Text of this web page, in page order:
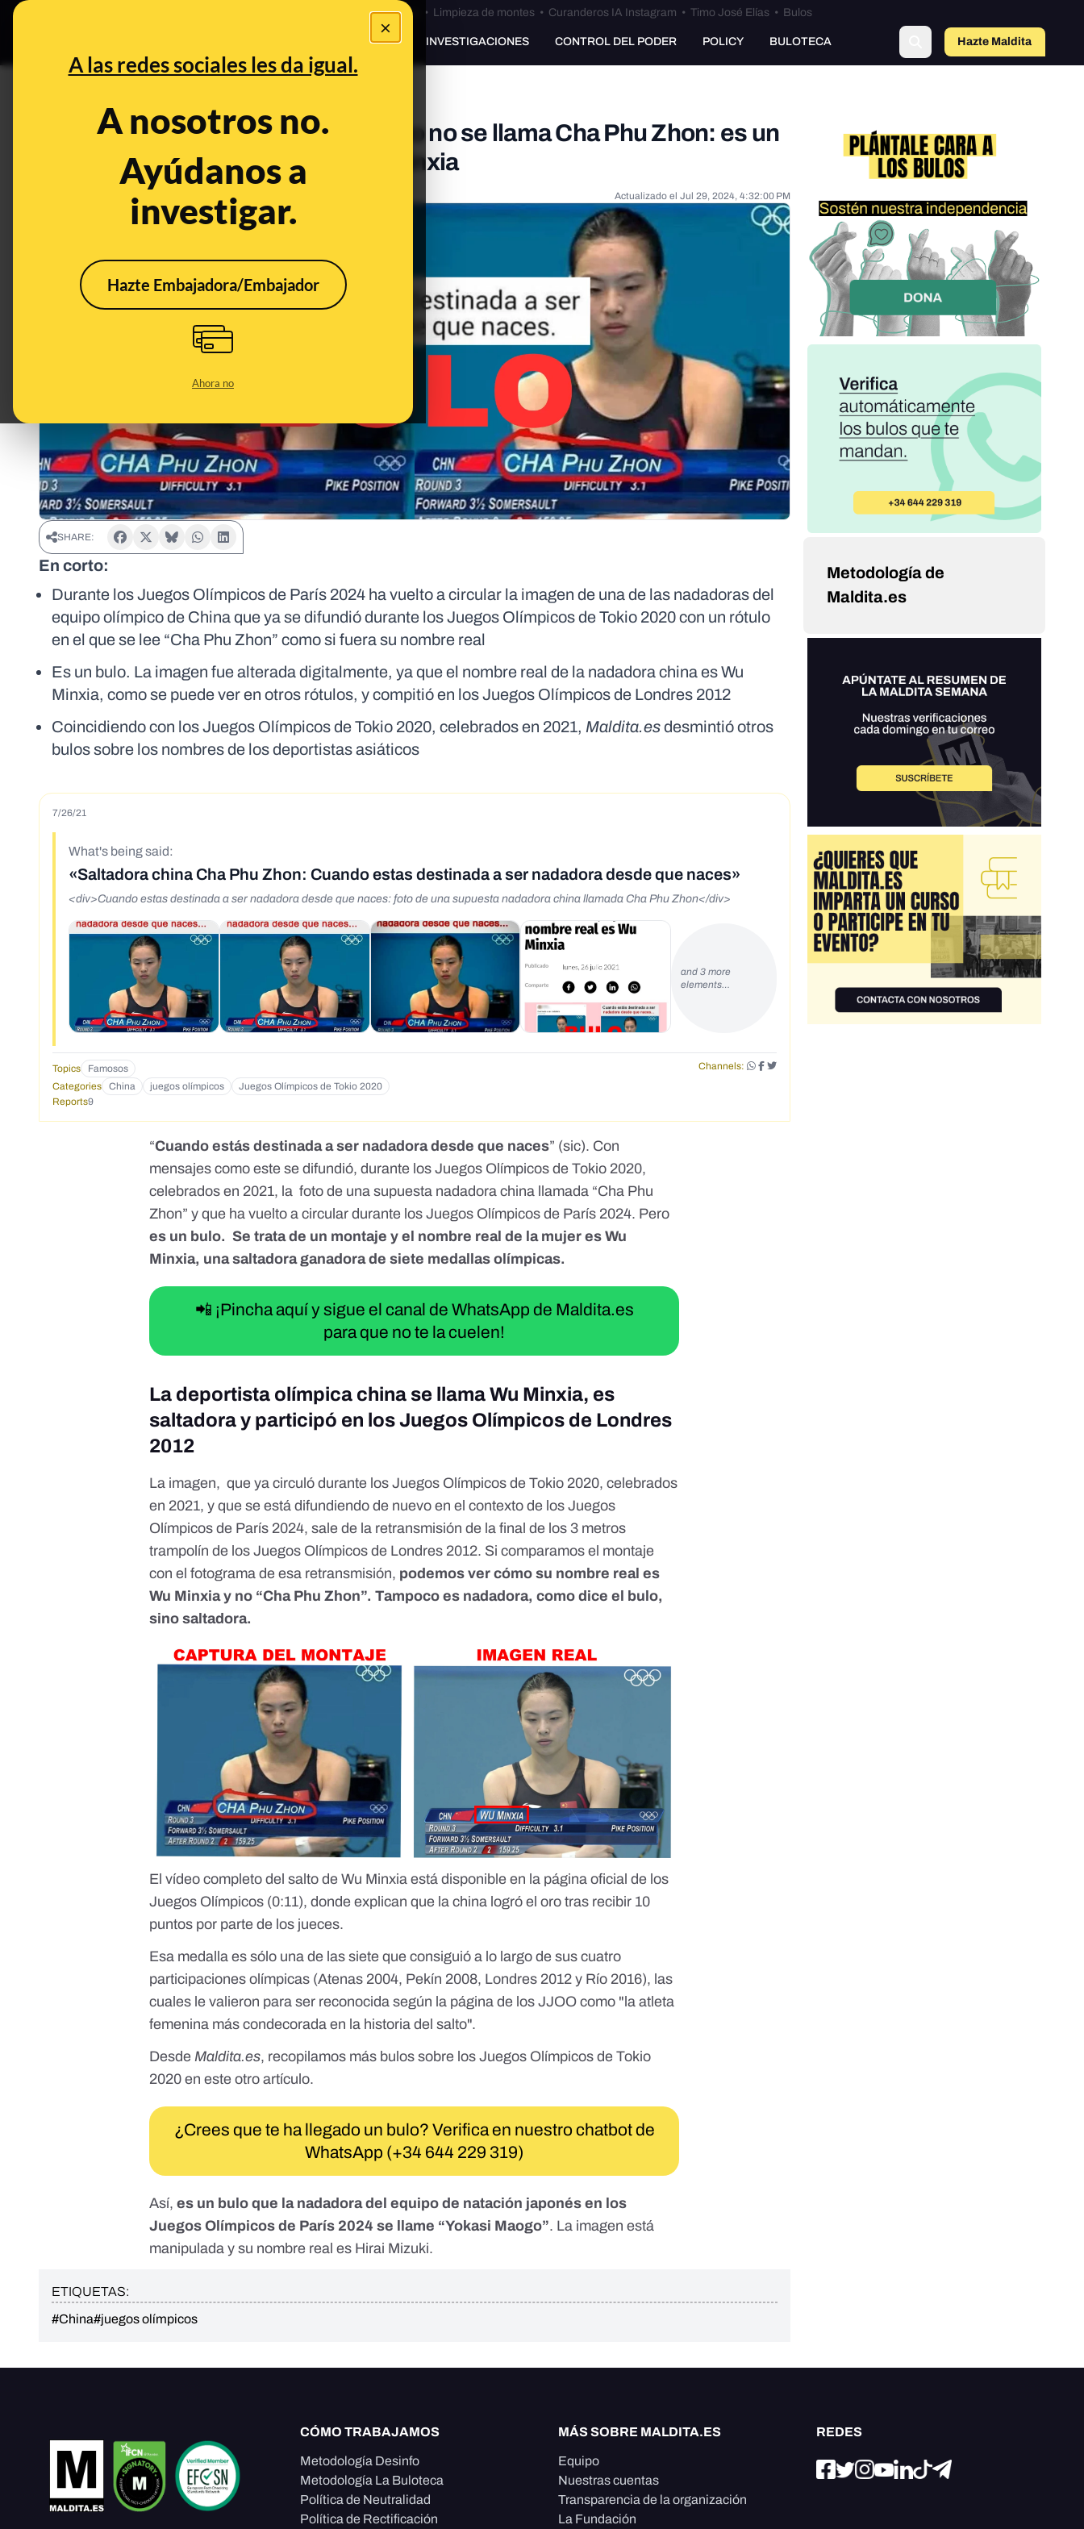
×
A las redes sociales les da igual.
A nosotros no.
Ayúdanos a
investigar.
Hazte Embajadora/Embajador
Ahora no
Bulos Ceuta • Limpieza de montes• Curanderos IA Instagram • Timo José Elías• Bulos
PREBUNKING INVESTIGACIONES CONTROL DEL PODER POLICY BULOTECA Hazte Maldita
No, la "nadadora" china de esta foto no se llama Cha Phu Zhon: es un
montaje y su nombre real es Wu Minxia
Jul 26, 2021, 1:03:10 PM Actualizado el Jul 29, 2024, 4:32:00 PM
SHARE:
En corto:
Durante los Juegos Olímpicos de París 2024 ha vuelto a circular la imagen de una de las nadadoras del
equipo olímpico de China que ya se difundió durante los Juegos Olímpicos de Tokio 2020 con un rótulo
en el que se lee “Cha Phu Zhon” como si fuera su nombre real
Es un bulo. La imagen fue alterada digitalmente, ya que el nombre real de la nadadora china es Wu
Minxia, como se puede ver en otros rótulos, y compitió en los Juegos Olímpicos de Londres 2012
Coincidiendo con los Juegos Olímpicos de Tokio 2020, celebrados en 2021, Maldita.esdesmintió otros
bulos sobre los nombres de los deportistas asiáticos
7/26/21
What's being said:
«Saltadora china Cha Phu Zhon: Cuando estas destinada a ser nadadora desde que naces»
<div>Cuando estas destinada a ser nadadora desde que naces: foto de una supuesta nadadora china llamada Cha Phu Zhon</div>
and 3 more
elements…
Topics Famosos
Channels:
Categories
China juegos olímpicos
Juegos Olímpicos de Tokio 2020
Reports9
“Cuando estás destinada a ser nadadora desde que naces” (sic). Con
mensajes comoestese difundió, durante los Juegos Olímpicos de Tokio 2020,
celebrados en 2021, la foto de una supuesta nadadora china llamada “Cha Phu
Zhon” y que ha vuelto a circular durante los Juegos Olímpicos de París 2024. Pero
es un bulo. Se trata de un montaje y el nombre real de la mujer es Wu
Minxia, una saltadora ganadora de siete medallas olímpicas.
📲 ¡Pincha aquí y sigue el canal de WhatsApp de Maldita.es
para que no te la cuelen!
La deportista olímpica china se llama Wu Minxia, es
saltadora y participó en los Juegos Olímpicos de Londres
2012
La imagen, que ya circuló durante los Juegos Olímpicos de Tokio 2020, celebrados
en 2021, y que se estádifundiendo de nuevo en el contexto de los Juegos
Olímpicos de París 2024, sale de la retransmisión de la final de los 3 metros
trampolín de los Juegos Olímpicos de Londres 2012. Si comparamos el montaje
con el fotograma de esa retransmisión, podemos ver cómo su nombre real es
Wu Minxia y no “Cha Phu Zhon”. Tampoco es nadadora, como dice el bulo,
sino saltadora.
El vídeo completo del salto de Wu Minxiaestá disponible en la página oficial de los
Juegos Olímpicos (0:11), donde explican que la china logró el oro tras recibir 10
puntos por parte de los jueces.
Esa medalla es sólo una de las siete que consiguió a lo largo de sus cuatro
participaciones olímpicas (Atenas 2004, Pekín 2008, Londres 2012 y Río 2016), las
cuales le valieron para ser reconocidasegún la página de los JJOO como "la atleta
femenina más condecorada en la historia del salto".
Desde Maldita.es, recopilamos más bulos sobre los Juegos Olímpicos de Tokio
2020 en este otro artículo.
¿Crees que te ha llegado un bulo? Verifica en nuestro chatbot de
WhatsApp (+34 644 229 319)
Así,es un bulo que la nadadora del equipo de natación japonés en los
Juegos Olímpicos de París 2024 se llame “Yokasi Maogo”. La imagen está
manipulada y su nombre real es Hirai Mizuki.
ETIQUETAS:
#China#juegos olímpicos
Metodología de
Maldita.es
CÓMO TRABAJAMOS
Metodología Desinfo
Metodología La Buloteca
Política de Neutralidad
Política de Rectificación
MÁS SOBRE MALDITA.ES
Equipo
Nuestras cuentas
Transparencia de la organización
La Fundación
REDES